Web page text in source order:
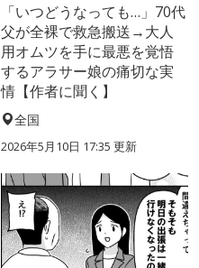
「いつどうなっても…」70代
父が全裸で救急搬送→大人
用オムツを手に最悪を覚悟
するアラサー娘の痛切な実
情【作者に聞く】
全国
2026年5月10日 17:35 更新